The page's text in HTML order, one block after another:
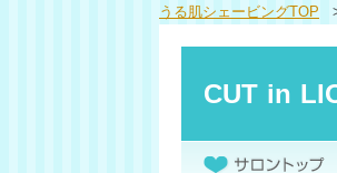
うる肌シェービングTOP
CUT in